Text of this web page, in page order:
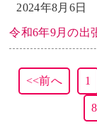
2024年8月6日
令和6年9月の出
<<前へ 1
8